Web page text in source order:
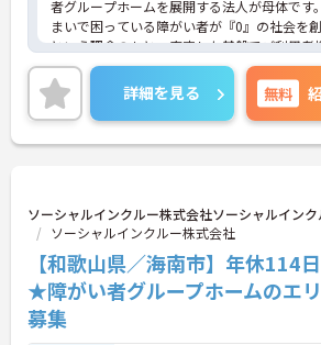
者グループホームを展開する法人が母体です
まいで困っている障がい者が『0』の社会を創
という理念のもと、安定した基盤でご利用者
立を支援しています。週1日からの勤務が可
ワークや扶養内での勤務も歓迎しており、ご
ペースで働けます。20代から60代まで幅広い
活躍中で、未経験や無資格の方でも安心して
トできるよう、先輩スタッフが丁寧にサポー
境です。正社員登用制度や産休・育休制度も
いるため、ライフステージに合わせて長く働
られます。介護に挑戦したい方や、空いた時
効活用したい方におすすめです。ご興味のあ
詳細等をお伝えしますので、お気軽にお問い
ください。
詳細を見る 無料
ソーシャルインクルー株式会社ソーシャルイン
ソーシャルインクルー株式会社
【和歌山県／海南市】年休114
★障がい者グループホームのエ
募集